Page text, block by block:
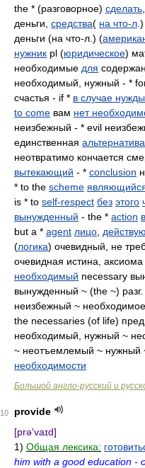
the * (разговорное) сделать
деньги, средства( на что-л
деньги (на что-л.) (
нужник pl (юридическое)
необходимые для
необходимый, нужный - *
счастья - if * в случае нужды
to come вам нет
неизбежный - * evil
единственная альтернатива
неотвратимо кончается
вытекающий - * conclusion
* to the scheme
is * to self-respect без этого
вынужденный - the * action
but a * agent лицо
(логика) очевидный, не
очевидная истина, аксиома
необходимый necessary
вынужденный ~ (the ~)
неизбежный ~
the necessaries (of life)
необходимый, нужный ~
~ неотъемлемый ~ нужный
необходимости
Большой англо-русский и
10
provide
[prə'vaɪd]
1) Общая лексика:
him with a good education